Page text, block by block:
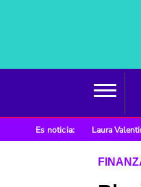
Es noticia: Laura